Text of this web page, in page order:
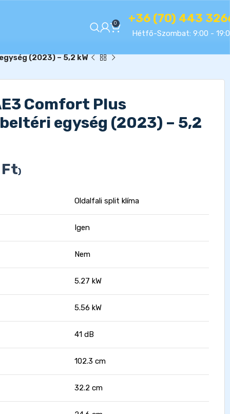
0 +36 (70) 443
Hétfő-Szombat: 9:00 -
(2023) – 5,2 kW
Comfort Plus
egység (2023) – 5,2
Ft)
Oldalfali split klíma
Igen
Nem
5.27 kW
5.56 kW
41 dB
102.3 cm
32.2 cm